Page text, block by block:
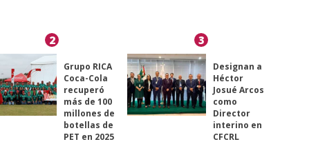
2
Grupo RICA
Coca-Cola
recuperó
más de 100
millones de
botellas de
PET en 2025
3
Designan a
Héctor
Josué Arcos
como
Director
interino en
CFCRL